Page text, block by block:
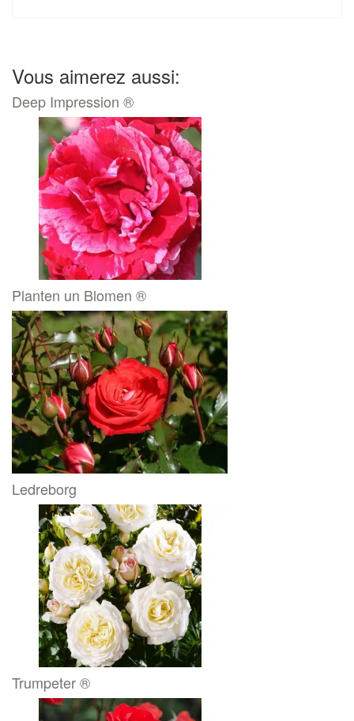
Vous aimerez aussi:
Deep Impression ®
Planten un Blomen ®
Ledreborg
Trumpeter ®